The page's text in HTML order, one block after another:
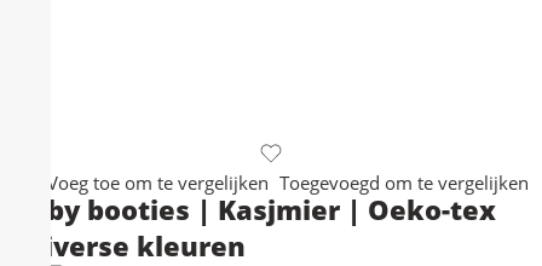
Voeg toe om te vergelijken Toegevoegd om te vergelijken
Baby booties | Kasjmier | Oeko-tex
|Diverse kleuren